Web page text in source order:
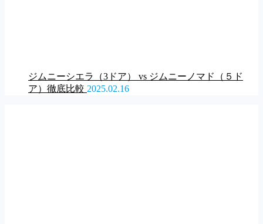
ジムニーシエラ（3ドア） vs ジムニーノマド（５ド
ア）徹底比較 2025.02.16